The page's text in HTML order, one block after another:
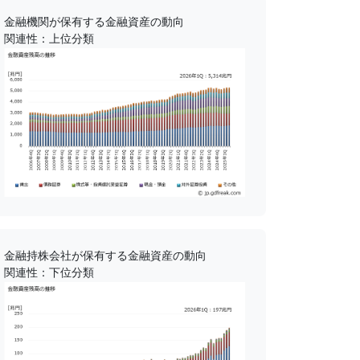
金融機関が保有する金融資産の動向
関連性：上位分類
金融持株会社が保有する金融資産の動向
関連性：下位分類